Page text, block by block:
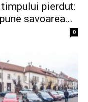
timpului pierdut:
savoarea...
0